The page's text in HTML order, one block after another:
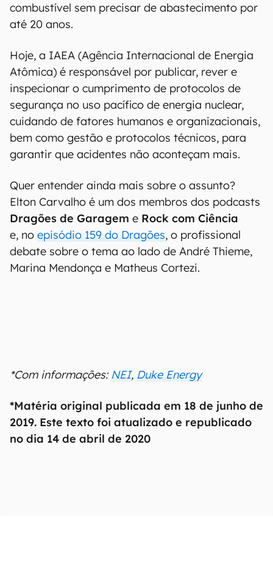
combustível sem precisar de abastecimento por
até 20 anos.
Hoje, a IAEA (Agência Internacional de Energia
Atômica) é responsável por publicar, rever e
inspecionar o cumprimento de protocolos de
segurança no uso pacífico de energia nuclear,
cuidando de fatores humanos e organizacionais,
bem como gestão e protocolos técnicos, para
garantir que acidentes não aconteçam mais.
Quer entender ainda mais sobre o assunto?
Elton Carvalho é um dos membros dos podcasts
Dragões de Garagem e Rock com Ciência
e, no episódio 159 do Dragões, o profissional
debate sobre o tema ao lado de André Thieme,
Marina Mendonça e Matheus Cortezi.
*Com informações:NEI, Duke Energy
*Matéria original publicada em 18 de junho de
2019. Este texto foi atualizado e republicado
no dia 14 de abril de 2020